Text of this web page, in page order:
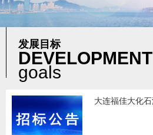
发展目标
DEVELOPMENT
goals